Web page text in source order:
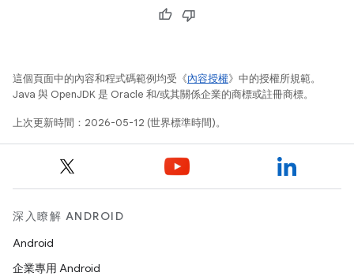
這個頁面中的內容和程式碼範例均受《內容授權》中的授權所規範。
Java 與 OpenJDK 是 Oracle 和/或其關係企業的商標或註冊商標。
上次更新時間：2026-05-12 (世界標準時間)。
深入瞭解 ANDROID
Android
企業專用 Android